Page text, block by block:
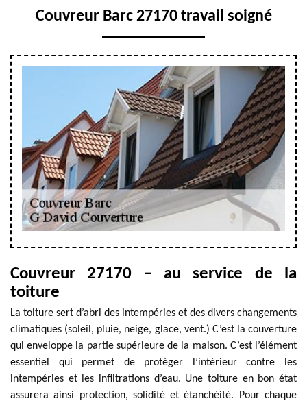
Couvreur Barc 27170 travail soigné
Couvreur 27170 – au service de la
toiture
La toiture sert d’abri des intempéries et des divers changements
climatiques (soleil, pluie, neige, glace, vent.) C’est la couverture
qui enveloppe la partie supérieure de la maison. C’est l’élément
essentiel qui permet de protéger l’intérieur contre les
intempéries et les infiltrations d’eau. Une toiture en bon état
assurera ainsi protection, solidité et étanchéité. Pour chaque